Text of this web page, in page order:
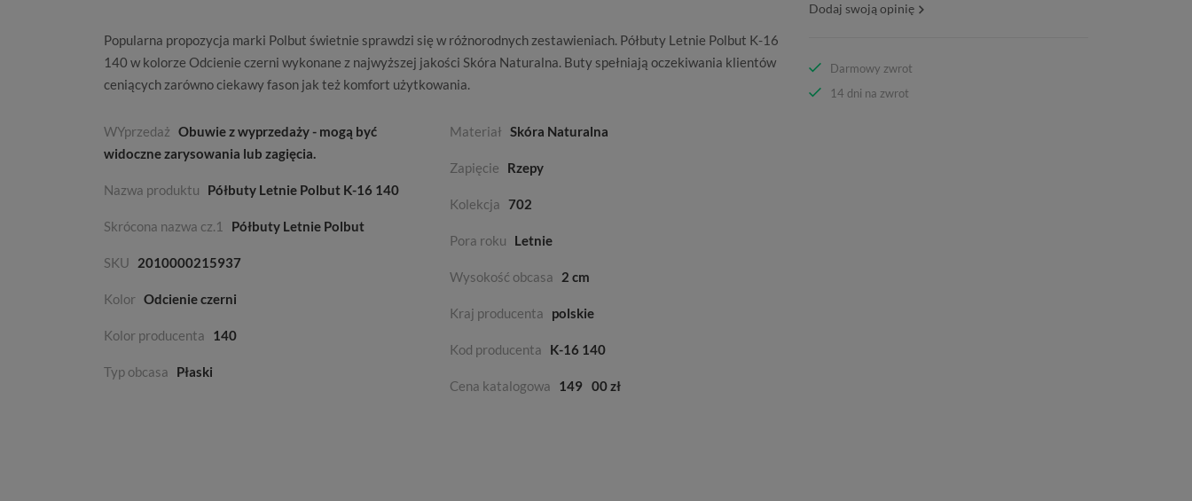
Popularna propozycja marki Polbut świetnie sprawdzi się w różnorodnych zestawieniach. Półbuty Letnie Polbut K-16
140 w kolorze Odcienie czerni wykonane z najwyższej jakości Skóra Naturalna. Buty spełniają oczekiwania klientów
ceniących zarówno ciekawy fason jak też komfort użytkowania.
WYprzedaż Obuwie z wyprzedaży - mogą być
widoczne zarysowania lub zagięcia.
Nazwa produktu Półbuty Letnie Polbut K-16 140
Skrócona nazwa cz.1 Półbuty Letnie Polbut
SKU 2010000215937
Kolor Odcienie czerni
Kolor producenta 140
Typ obcasa Płaski
Materiał Skóra Naturalna
Zapięcie Rzepy
Kolekcja 702
Pora roku Letnie
Wysokość obcasa 2 cm
Kraj producenta polskie
Kod producenta K-16 140
Cena katalogowa 149 00 zł
Dodaj swoją opinię
Darmowy zwrot
14 dni na zwrot